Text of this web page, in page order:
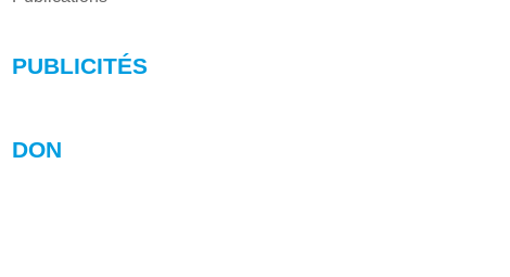
PUBLICITÉS
DON